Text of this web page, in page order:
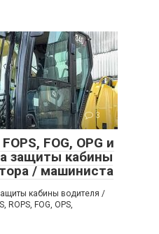
3
FOG, OPG и
защиты кабины
/ машиниста
кабины водителя /
ROPS, FOG, OPS,